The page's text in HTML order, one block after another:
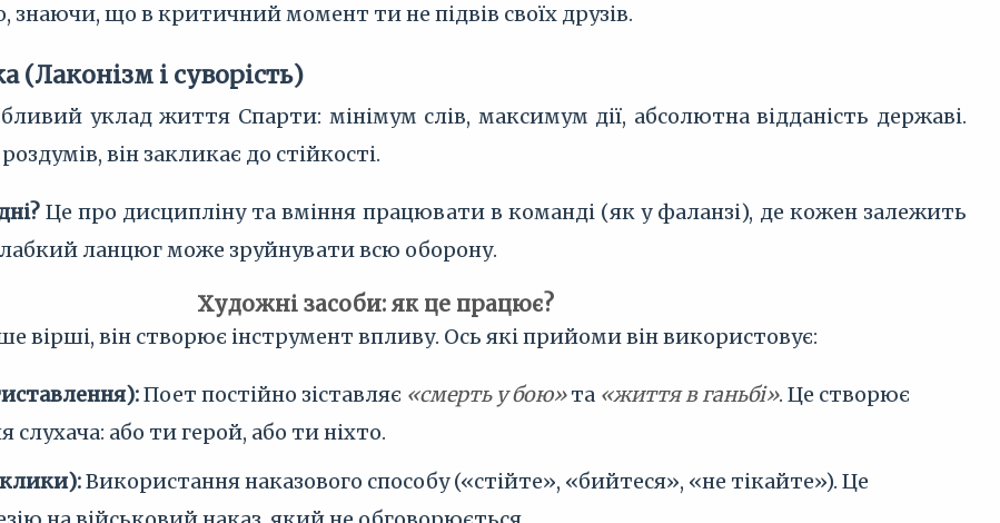
знаючи, що в критичний момент ти не підвів своїх друзів.
(Лаконізм і суворість)
уклад життя Спарти: мінімум слів, максимум дії, абсолютна відданість державі.
він закликає до стійкості.
Це про дисципліну та вміння працювати в команді (як у фаланзі), де кожен залежить
ланцюг може зруйнувати всю оборону.
Художні засоби: як це працює?
вірші, він створює інструмент впливу. Ось які прийоми він використовує:
Поет постійно зіставляє «смерть у бою»та «життя в ганьбі». Це створює
слухача: або ти герой, або ти ніхто.
Використання наказового способу («стійте», «бийтеся», «не тікайте»). Це